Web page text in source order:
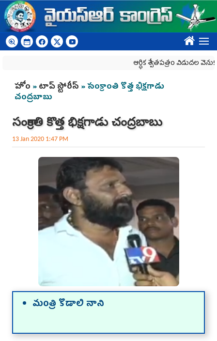
Skip to main content
????
ఆర్థిక శ్వేతపత్రం విడుదల వెనుక
You are here
హోం »టాప్ స్టోరీస్ » సంక్రాంతి కొత్త భిక్షగాడు
చంద్రబాబు
సంక్రాంతి కొత్త భిక్షగాడు చంద్రబాబు
13 Jan 2020 1:47 PM
మంత్రి కొడాలి నాని